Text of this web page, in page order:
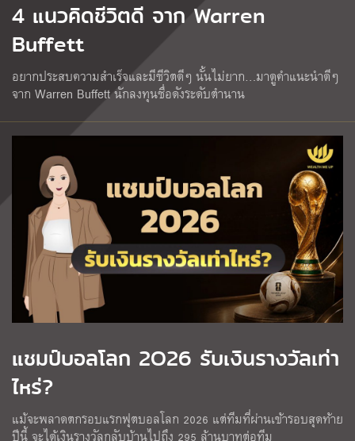
4 แนวคิดชีวิตดี จาก Warren
Buffett
อยากประสบความสำเร็จและมีชีวิตดีๆ นั้นไม่ยาก…มาดูคำแนะนำดีๆ
จาก Warren Buffett นักลงทุนชื่อดังระดับตำนาน
แชมป์บอลโลก 2O26 รับเงินรางวัลเท่า
ไหร่?
แม้จะพลาดตกรอบแรกฟุตบอลโลก 2026 แต่ทีมที่ผ่านเข้ารอบสุดท้าย
ปีนี้ จะได้เงินรางวัลกลับบ้านไปถึง 295 ล้านบาทต่อทีม